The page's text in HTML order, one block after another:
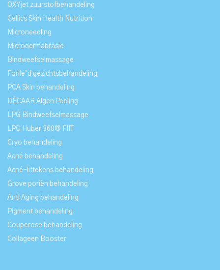
OXYjet zuurstofbehandeling
Cellics Skin Health Nutrition
Microneedling
Microdermabrasie
Bindweefselmassage
Forlle’d gezichtsbehandeling
PCA Skin behandeling
DÉCAAR Algen Peeling
LPG Bindweefselmassage
LPG Huber 360® FIIT
Cryo behandeling
Acné behandeling
Acné-littekens behandeling
Grove poriën behandeling
Anti Aging behandeling
Pigment behandeling
Couperose behandeling
Collageen Booster